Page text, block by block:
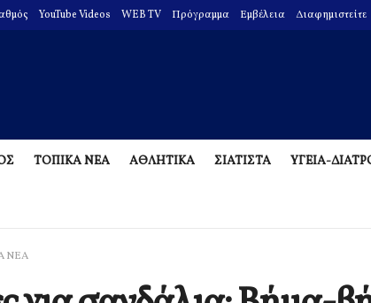
YouTube Videos WEB TV Πρόγραμμα Εμβέλεια Διαφημιστείτε
ΤΟΠΙΚΑ ΝΕΑ ΑΘΛΗΤΙΚΑ ΣΙΑΤΙΣΤΑ ΥΓΕΙΑ-
ΝΕΑ